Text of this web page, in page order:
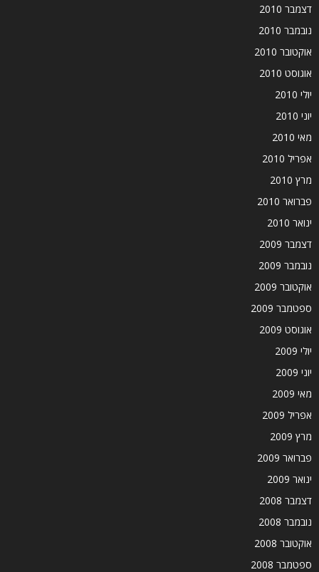
דצמבר 2010
נובמבר 2010
אוקטובר 2010
אוגוסט 2010
יולי 2010
יוני 2010
מאי 2010
אפריל 2010
מרץ 2010
פברואר 2010
ינואר 2010
דצמבר 2009
נובמבר 2009
אוקטובר 2009
ספטמבר 2009
אוגוסט 2009
יולי 2009
יוני 2009
מאי 2009
אפריל 2009
מרץ 2009
פברואר 2009
ינואר 2009
דצמבר 2008
נובמבר 2008
אוקטובר 2008
ספטמבר 2008